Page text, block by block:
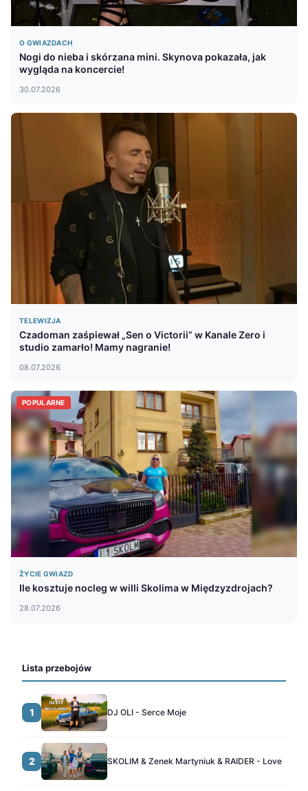
O GWIAZDACH
Nogi do nieba i skórzana mini. Skynova pokazała, jak
wygląda na koncercie!
30.07.2026
TELEWIZJA
Czadoman zaśpiewał „Sen o Victorii” w Kanale Zero i
studio zamarło! Mamy nagranie!
08.07.2026
POPULARNE
ŻYCIE GWIAZD
Ile kosztuje nocleg w willi Skolima w Międzyzdrojach?
28.07.2026
Lista przebojów
1 DJ OLI - Serce Moje
2 SKOLIM & Zenek Martyniuk & RAIDER - Love